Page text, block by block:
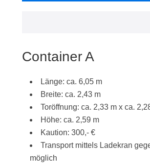
Container A
Länge: ca. 6,05 m
Breite: ca. 2,43 m
Toröffnung: ca. 2,33 m x ca.
Höhe: ca. 2,59 m
Kaution: 300,- €
Transport mittels Ladekran
möglich